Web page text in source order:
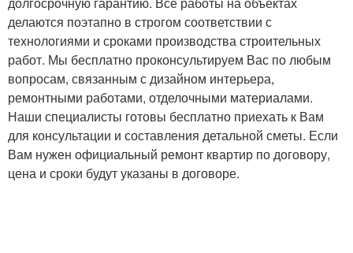
делаются поэтапно в строгом соответствии с
технологиями и сроками производства строительных
работ. Мы бесплатно проконсультируем Вас по любым
вопросам, связанным с дизайном интерьера,
ремонтными работами, отделочными материалами.
Наши специалисты готовы бесплатно приехать к Вам
для консультации и составления детальной сметы. Если
Вам нужен официальный ремонт квартир по договору,
цена и сроки будут указаны в договоре.